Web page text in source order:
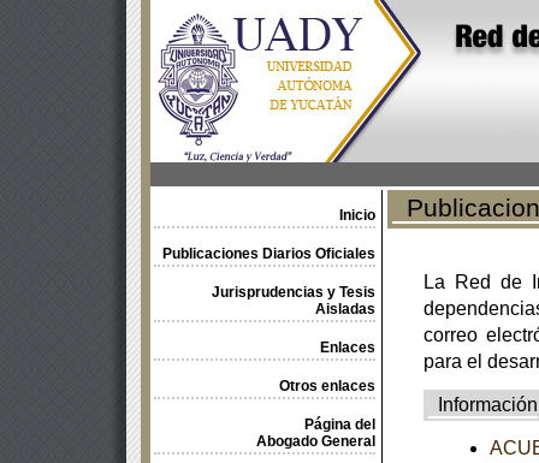
Inicio
Publicaciones Diarios Oficiales
Jurisprudencias y Tesis
Aisladas
Enlaces
Otros enlaces
Página del
Abogado General
La Red de
correo
para el
Información